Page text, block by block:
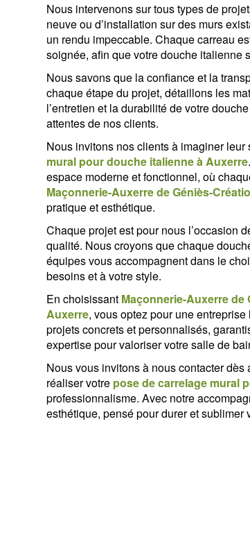
Nous intervenons sur tous types de
neuve ou d’installation sur des murs
un rendu impeccable. Chaque carreau
soignée, afin que votre douche italienne
Nous savons que la confiance et la
chaque étape du projet, détaillons les
l’entretien et la durabilité de votre
attentes de nos clients.
Nous invitons nos clients à imaginer
mural pour douche italienne à Auxerre
espace moderne et fonctionnel, où
Maçonnerie-Auxerre de Géniès-
pratique et esthétique.
Chaque projet est pour nous l’occasion
qualité. Nous croyons que chaque
équipes vous accompagnent dans le
besoins et à votre style.
En choisissant Maçonnerie-Auxerre de
Auxerre, vous optez pour une
projets concrets et personnalisés,
expertise pour valoriser votre salle de
Nous vous invitons à nous contacter
réaliser votre pose de carrelage mural
professionnalisme. Avec notre
esthétique, pensé pour durer et sublimer